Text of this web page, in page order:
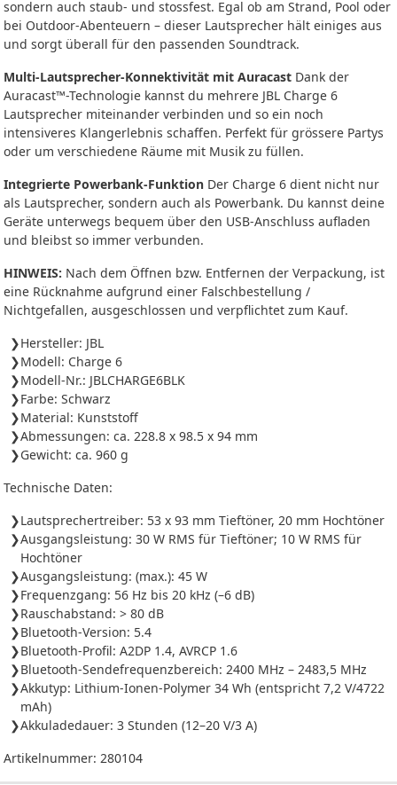
sondern auch staub- und stossfest. Egal ob am Strand, Pool oder
bei Outdoor-Abenteuern – dieser Lautsprecher hält einiges aus
und sorgt überall für den passenden Soundtrack.
Multi-Lautsprecher-Konnektivität mit Auracast Dank der
Auracast™-Technologie kannst du mehrere JBL Charge 6
Lautsprecher miteinander verbinden und so ein noch
intensiveres Klangerlebnis schaffen. Perfekt für grössere Partys
oder um verschiedene Räume mit Musik zu füllen.
Integrierte Powerbank-Funktion Der Charge 6 dient nicht nur
als Lautsprecher, sondern auch als Powerbank. Du kannst deine
Geräte unterwegs bequem über den USB-Anschluss aufladen
und bleibst so immer verbunden.
HINWEIS: Nach dem Öffnen bzw. Entfernen der Verpackung, ist
eine Rücknahme aufgrund einer Falschbestellung /
Nichtgefallen, ausgeschlossen und verpflichtet zum Kauf.
Hersteller: JBL
Modell: Charge 6
Modell-Nr.: JBLCHARGE6BLK
Farbe: Schwarz
Material: Kunststoff
Abmessungen: ca. 228.8 x 98.5 x 94 mm
Gewicht: ca. 960 g
Technische Daten:
Lautsprechertreiber: 53 x 93 mm Tieftöner, 20 mm Hochtöner
Ausgangsleistung: 30 W RMS für Tieftöner; 10 W RMS für
Hochtöner
Ausgangsleistung: (max.): 45 W
Frequenzgang: 56 Hz bis 20 kHz (–6 dB)
Rauschabstand: > 80 dB
Bluetooth-Version: 5.4
Bluetooth-Profil: A2DP 1.4, AVRCP 1.6
Bluetooth-Sendefrequenzbereich: 2400 MHz – 2483,5 MHz
Akkutyp: Lithium-Ionen-Polymer 34 Wh (entspricht 7,2 V/4722
mAh)
Akkuladedauer: 3 Stunden (12–20 V/3 A)
Artikelnummer: 280104